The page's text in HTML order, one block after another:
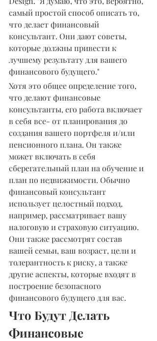
самый простой способ описать то,
что делает финансовый
консультант. Они дают советы,
которые должны привести к
лучшему результату для вашего
финансового будущего."
Хотя это общее определение того,
что делают финансовые
консультанты, его работа включает
в себя все- от планирования до
создания вашего портфеля и/или
пенсионного плана. Он также
может включать в себя
сберегательный план на обучение и
план по недвижимости. Обычно
финансовый консультант
использует целостный подход,
например, рассматривает вашу
налоговую и страховую ситуацию.
Они также рассмотрят состав
вашей семьи, ваш возраст, цели и
толерантность к риску, а также
другие аспекты, которые входят в
построение безопасного
финансового будущего для вас.
Что Будут Делать
Финансовые